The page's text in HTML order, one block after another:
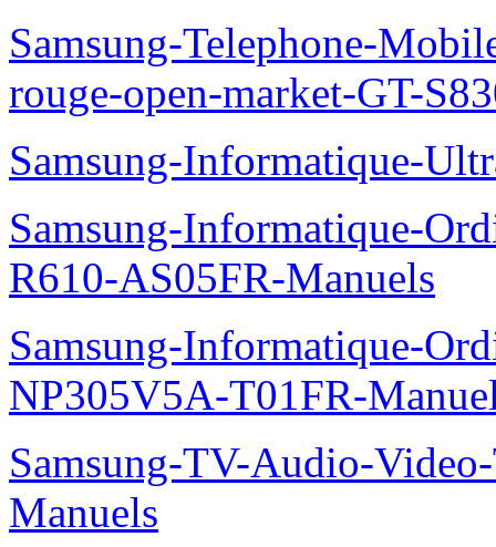
Samsung-Telephone-
rouge-open-market-GT-
Samsung-Informatique-
Samsung-Informatique-
R610-AS05FR-Manuels
Samsung-Informatique-
NP305V5A-T01FR-
Samsung-TV-Audio-
Manuels